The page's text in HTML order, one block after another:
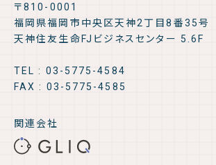
〒810-0001
福岡県福岡市中央区天神2丁目8番35号
天神住友生命FJビジネスセンター 5.6F
TEL : 03-5775-4584
FAX : 03-5775-4585
関連会社